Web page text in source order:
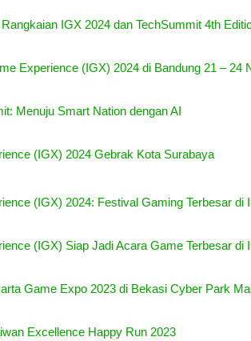
IGX 2024 dan TechSummit 4th
Experience (IGX) 2024 di Bandung 21 – 24
Menuju Smart Nation dengan AI
(IGX) 2024 Gebrak Kota Surabaya
(IGX) 2024: Festival Gaming Terbesar di
(IGX) Siap Jadi Acara Game Terbesar di
Game Expo 2023 di Bekasi Cyber Park
Excellence Happy Run 2023